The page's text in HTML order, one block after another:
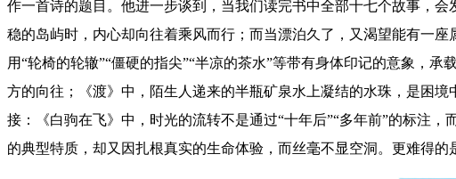
作一首诗的题目。他进一步谈到，当我们读完书中全部十七个故事，
稳的岛屿时，内心却向往着乘风而行；而当漂泊久了，又渴望能有一
用“轮椅的轮辙”“僵硬的指尖”“半凉的茶水”等带有身体印记的意象，
方的向往；《渡》中，陌生人递来的半瓶矿泉水上凝结的水珠，是困
接：《白驹在飞》中，时光的流转不是通过“十年后”“多年前”的标注
的典型特质，却又因扎根真实的生命体验，而丝毫不显空洞。更难得